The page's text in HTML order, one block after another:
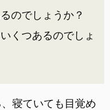
のでしょうか？
くつあるのでしょ
寝ていても目覚め